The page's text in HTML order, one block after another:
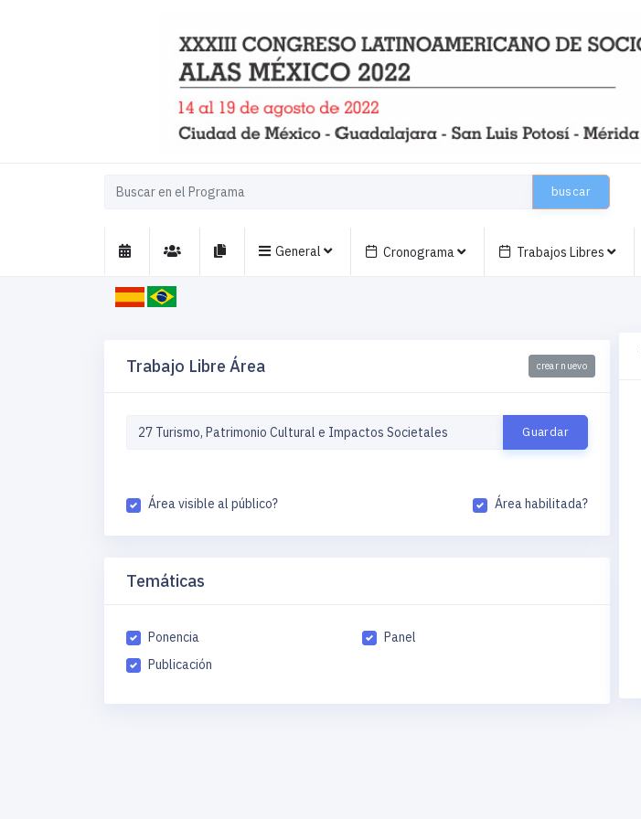
buscar
General Cronograma Trabajos Libres
Trabajo Libre Área crear nuevo
Área visible al público? Área habilitada?
Temáticas
Ponencia
Panel
Publicación